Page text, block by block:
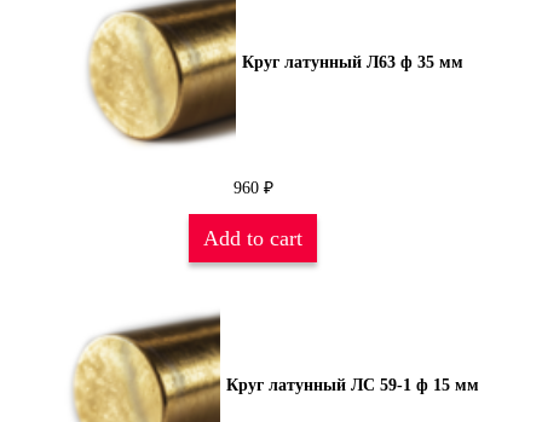
Круг латунный Л63 ф 35 мм
960 ₽
Add to cart
Круг латунный ЛС 59-1 ф 15 мм